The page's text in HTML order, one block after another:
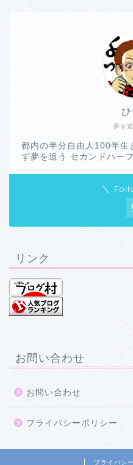
夢を
都内の半分自由人100年生
ず夢を追う セカンドハー
＼
リンク
お問い合わせ
お問い合わせ
プライバシーポリシー
プライバシ